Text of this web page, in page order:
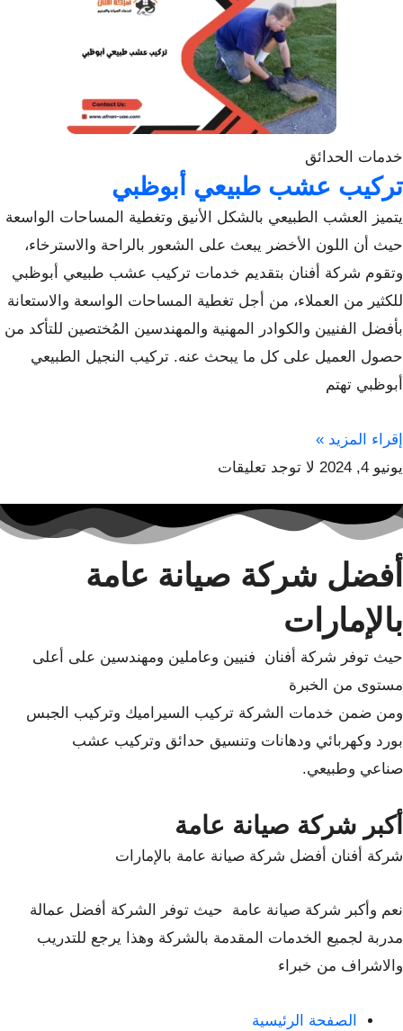
خدمات الحدائق
تركيب عشب طبيعي أبوظبي
يتميز العشب الطبيعي بالشكل الأنيق وتغطية المساحات الواسعة
حيث أن اللون الأخضر يبعث على الشعور بالراحة والاسترخاء،
وتقوم شركة أفنان بتقديم خدمات تركيب عشب طبيعي أبوظبي
للكثير من العملاء، من أجل تغطية المساحات الواسعة والاستعانة
بأفضل الفنيين والكوادر المهنية والمهندسين المُختصين للتأكد من
حصول العميل على كل ما يبحث عنه. تركيب النجيل الطبيعي
أبوظبي تهتم
إقراء المزيد »
يونيو 4, 2024
لا توجد تعليقات
أفضل شركة صيانة عامة
بالإمارات
حيث توفر شركة أفنان فنيين وعاملين ومهندسين على أعلى
مستوى من الخبرة
ومن ضمن خدمات الشركة تركيب السيراميك وتركيب الجبس
بورد وكهربائي ودهانات وتنسيق حدائق وتركيب عشب
صناعي وطبيعي.
أكبر شركة صيانة عامة
شركة أفنان أفضل شركة صيانة عامة بالإمارات
نعم وأكبر شركة صيانة عامة حيث توفر الشركة أفضل عمالة
مدربة لجميع الخدمات المقدمة بالشركة وهذا يرجع للتدريب
والاشراف من خبراء
الصفحة الرئيسية